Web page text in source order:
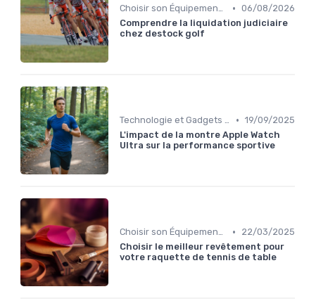
Choisir son Équipement Sportif • 06/08/2026
Comprendre la liquidation judiciaire
chez destock golf
Technologie et Gadgets de Sport • 19/09/2025
L'impact de la montre Apple Watch
Ultra sur la performance sportive
Choisir son Équipement Sportif •
22/03/2025
Choisir le meilleur revêtement pour
votre raquette de tennis de table